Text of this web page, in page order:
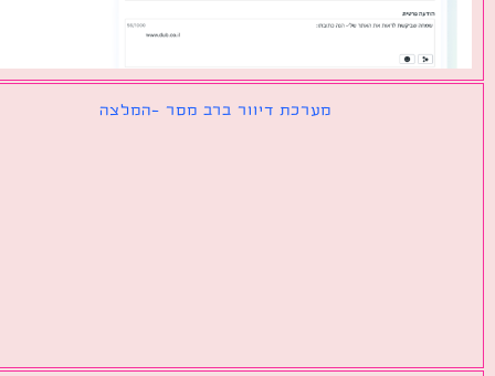
מערכת דיוור ברב מסר -המלצה